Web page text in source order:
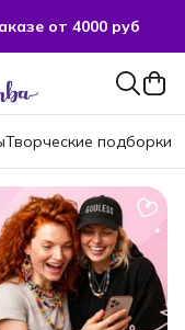
от 4000 руб
от 4000 руб
Творческие подборки